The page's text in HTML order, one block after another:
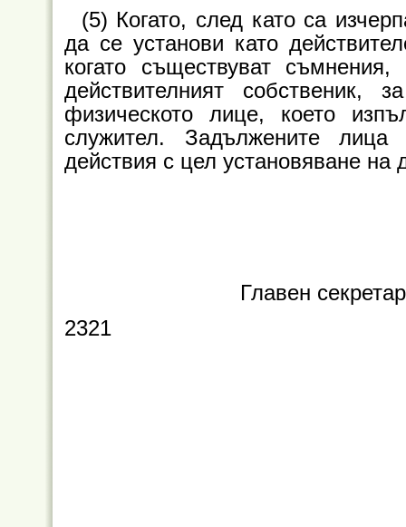
(5) Когато, след като са
да се установи като
когато съществуват
действителният собственик,
физическото лице, което
служител. Задължените лица
действия с цел установяване на
Главен
2321